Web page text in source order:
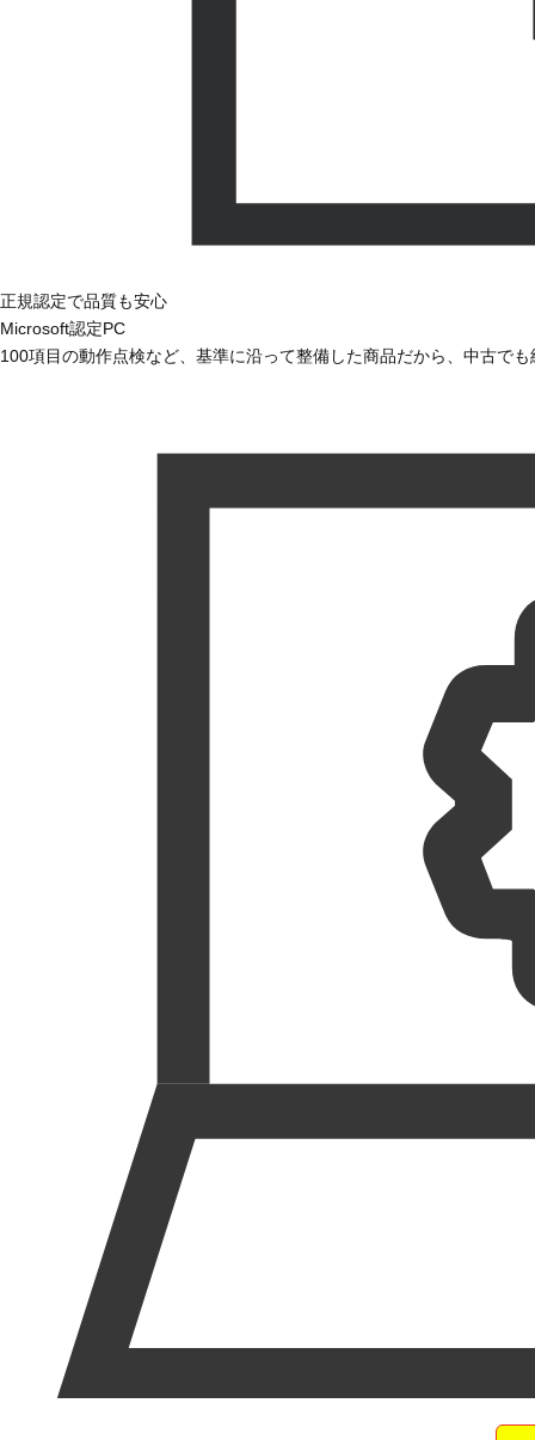
正規認定で品質も安心
Microsoft認定PC
100項目の動作点検など、基準に沿って整備した商品だから、中古で